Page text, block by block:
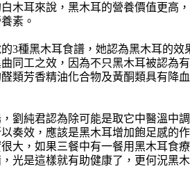
白木耳來說，黑木耳的營養價值更高
素。
3種黑木耳食譜，她認為黑木耳的效
同工之效，因為不只黑木耳被認為
類芳香精油化合物及黃酮類具有降
劉純君認為除可能是取它中醫溫中
奏效，應該是黑木耳增加飽足感的
大，如果三餐中有一餐用黑木耳食
光是這樣就有助健康了，更何況黑